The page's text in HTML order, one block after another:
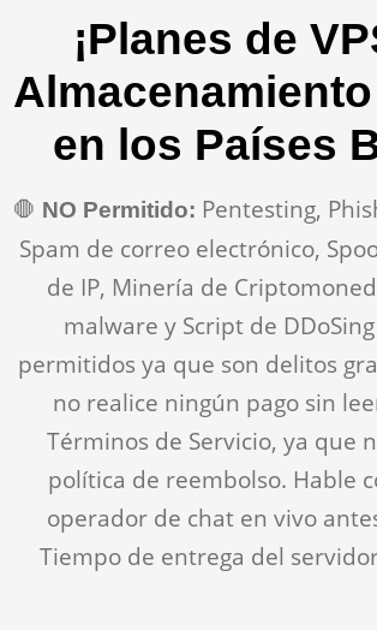
¡Planes de
en los Países
🛑 NO Permitido: Pentesting,
Spam de correo electrónico,
de IP, Minería de
malware y Script de
permitidos ya que son delitos
no realice ningún pago sin
Términos de Servicio, ya que
política de reembolso. Hable
operador de chat en vivo
Tiempo de entrega del